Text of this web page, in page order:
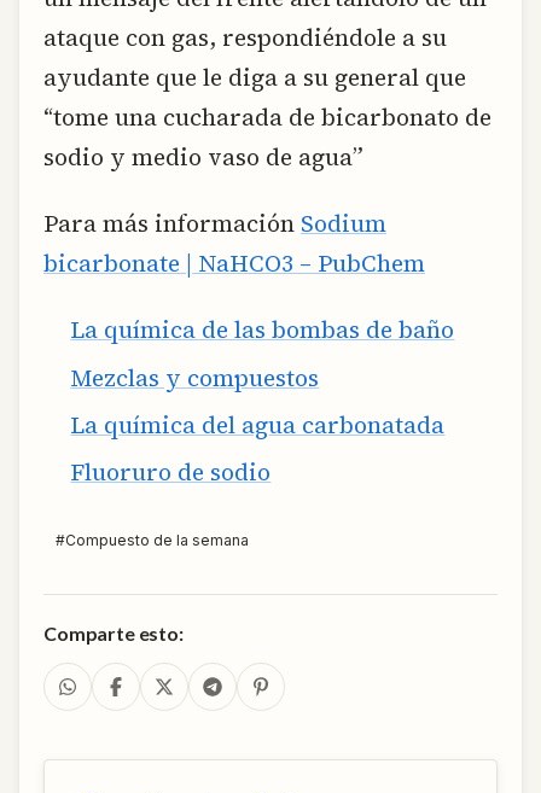
ataque con gas, respondiéndole a su
ayudante que le diga a su general que
“tome una cucharada de bicarbonato de
sodio y medio vaso de agua”
Para más información Sodium
bicarbonate | NaHCO3 – PubChem
La química de las bombas de baño
Mezclas y compuestos
La química del agua carbonatada
Fluoruro de sodio
#Compuesto de la semana
Comparte esto: